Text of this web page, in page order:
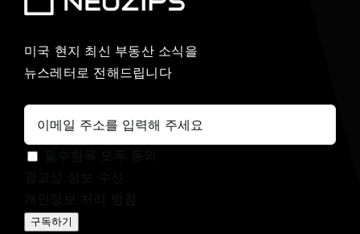
미국 현지 최신 부동산 소식을
뉴스레터로 전해드립니다
구독하기